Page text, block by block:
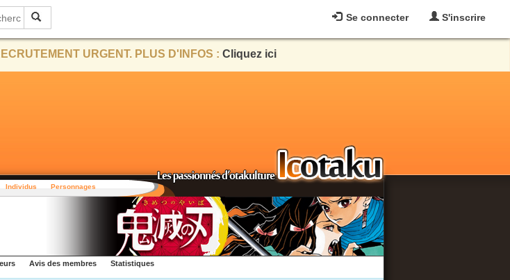
Se connecter S'inscrire
URGENT. PLUS D'INFOS : Cliquez ici
Individus Personnages
Avis des membres Statistiques